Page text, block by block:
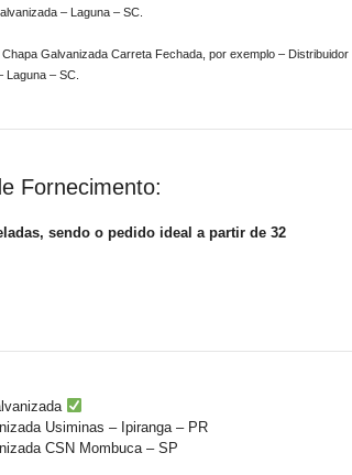
– Laguna – SC.
Galvanizada Carreta Fechada, por exemplo – Distribuidor
Laguna – SC.
Fornecimento:
sendo o pedido ideal a partir de 32
Usiminas – Ipiranga – PR
CSN Mombuca – SP